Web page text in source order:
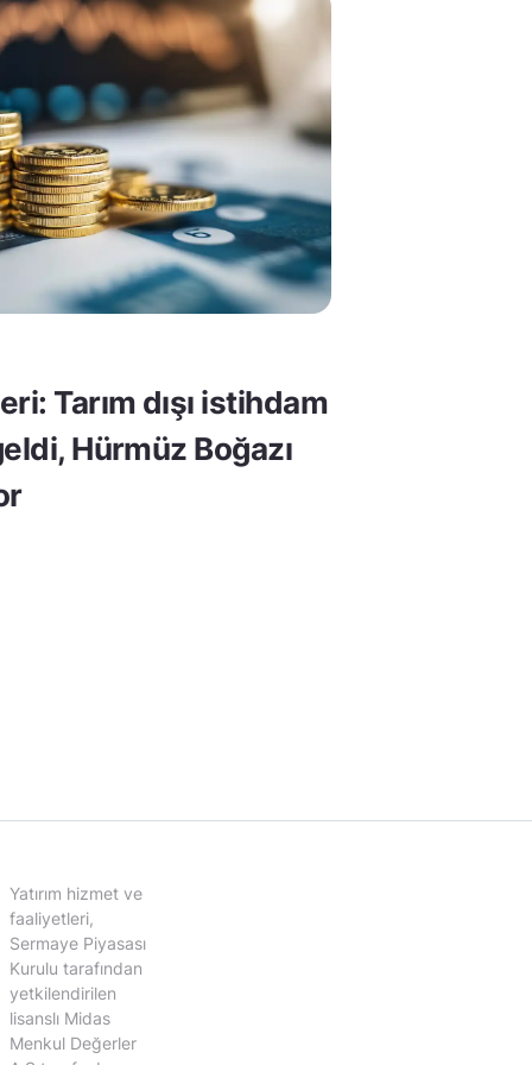
Tarım dışı istihdam
Hürmüz Boğazı
Yatırım hizmet ve
faaliyetleri,
Sermaye Piyasası
Kurulu tarafından
yetkilendirilen
lisanslı Midas
Menkul Değerler